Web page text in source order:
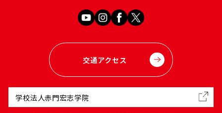
交通アクセス
学校法人赤門宏志学院